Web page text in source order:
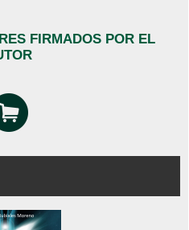
FIRMADOS POR EL